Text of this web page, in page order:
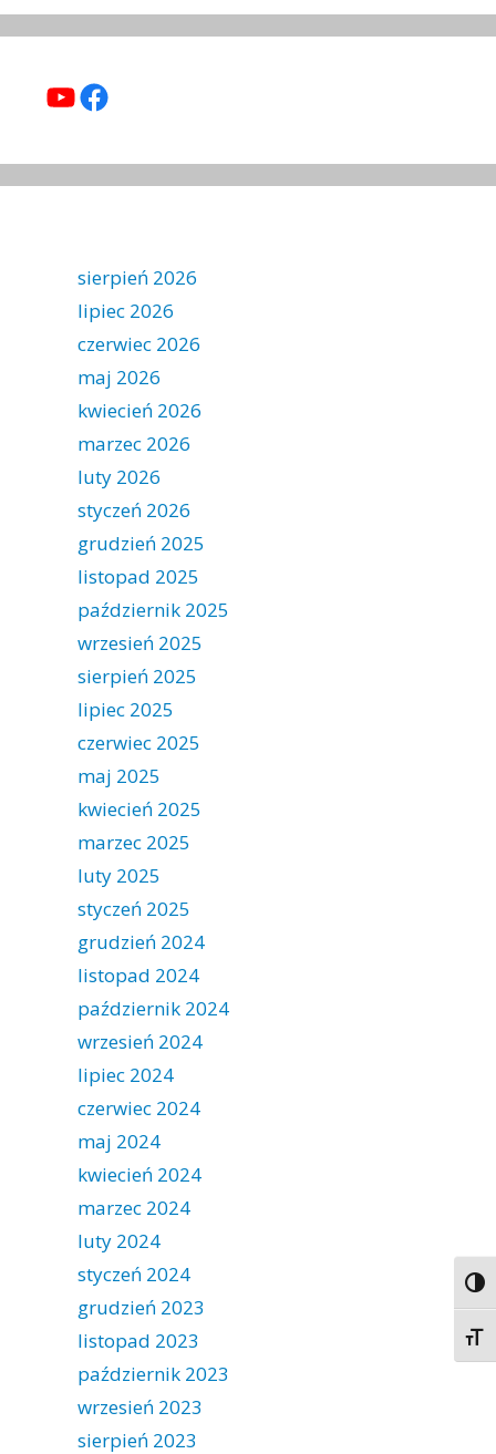
YouTube
Facebook
sierpień 2026
lipiec 2026
czerwiec 2026
maj 2026
kwiecień 2026
marzec 2026
luty 2026
styczeń 2026
grudzień 2025
listopad 2025
październik 2025
wrzesień 2025
sierpień 2025
lipiec 2025
czerwiec 2025
maj 2025
kwiecień 2025
marzec 2025
luty 2025
styczeń 2025
grudzień 2024
listopad 2024
październik 2024
wrzesień 2024
lipiec 2024
czerwiec 2024
maj 2024
kwiecień 2024
marzec 2024
luty 2024
styczeń 2024
grudzień 2023
listopad 2023
październik 2023
wrzesień 2023
sierpień 2023